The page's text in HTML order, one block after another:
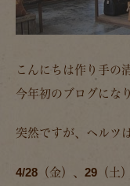
こんにちは作り手の
今年初のブログになり
突然ですが、ヘルツ
4/28（金）、29（土